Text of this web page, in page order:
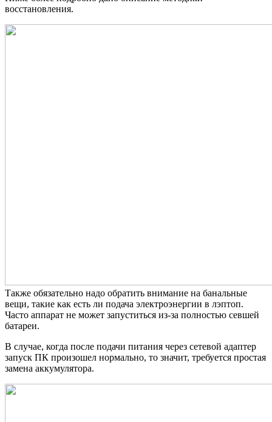
восстановления.
Также обязательно надо обратить внимание на банальные
вещи, такие как есть ли подача электроэнергии в лэптоп.
Часто аппарат не может запуститься из-за полностью севшей
батареи.
В случае, когда после подачи питания через сетевой адаптер
запуск ПК произошел нормально, то значит, требуется простая
замена аккумулятора.